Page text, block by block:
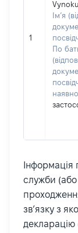
1
Ім’я
По
служби (або
зв’язку з
декларацію